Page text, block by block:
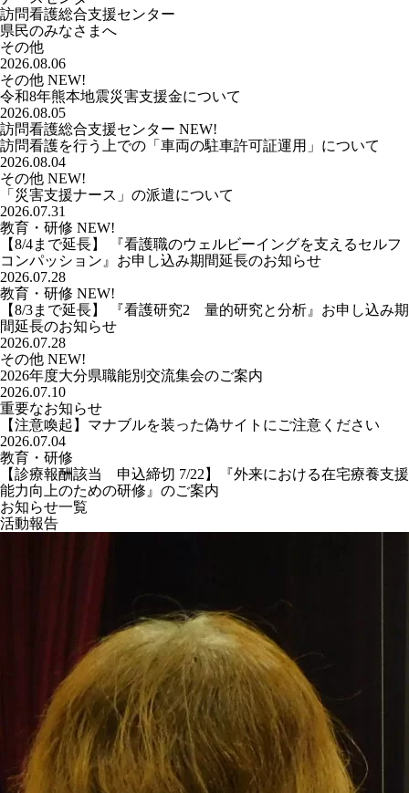
訪問看護総合支援センター
県民のみなさまへ
その他
2026.08.06
その他 NEW!
令和8年熊本地震災害支援金について
2026.08.05
訪問看護総合支援センター NEW!
訪問看護を行う上での「車両の駐車許可証運用」について
2026.08.04
その他 NEW!
「災害支援ナース」の派遣について
2026.07.31
教育・研修 NEW!
【8/4まで延長】 『看護職のウェルビーイングを支えるセルフ
コンパッション』お申し込み期間延長のお知らせ
2026.07.28
教育・研修 NEW!
【8/3まで延長】 『看護研究2 量的研究と分析』お申し込み期
間延長のお知らせ
2026.07.28
その他 NEW!
2026年度大分県職能別交流集会のご案内
2026.07.10
重要なお知らせ
【注意喚起】マナブルを装った偽サイトにご注意ください
2026.07.04
教育・研修
【診療報酬該当 申込締切 7/22】『外来における在宅療養支援
能力向上のための研修』のご案内
お知らせ一覧
活動報告